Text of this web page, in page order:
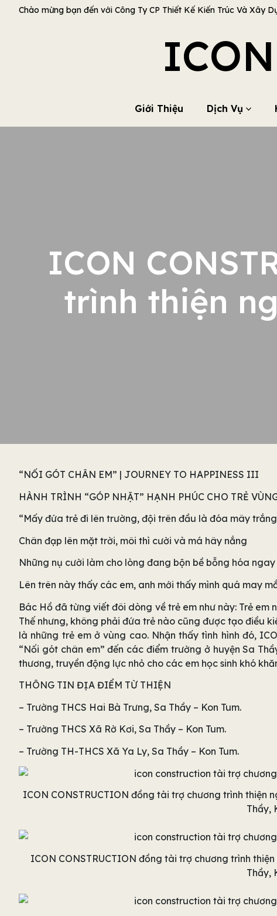
Chào mừng bạn đến với Công Ty CP Thiết Kế Kiến Trúc Và Xây
Giới Thiệu Dịch Vụ
ICON
trình thiện
“NỐI GÓT CHÂN EM” | JOURNEY TO HAPPINESS III
HÀNH TRÌNH “GÓP NHẶT” HẠNH PHÚC CHO TRẺ
“Mấy đứa trẻ đi lên trường, đội trên đầu là đóa mây trắng
Chân đạp lên mặt trời, môi thì cười và má hây nắng
Những nụ cười làm cho lòng đang bộn bề bỗng hóa ngay
Lên trên này thấy các em, anh mới thấy mình quá may
Bác Hồ đã từng viết đôi dòng về trẻ em như này: Trẻ
Thế nhưng, không phải đứa trẻ nào cũng được tạo điều
là những trẻ em ở vùng cao. Nhận thấy tình hình đó,
“Nối gót chân em” đến các điểm trường ở huyện Sa
thương, truyền động lực nhỏ cho các em học sinh khó
THÔNG TIN ĐỊA ĐIỂM TỪ THIỆN
– Trường THCS Hai Bà Trưng, Sa Thầy – Kon Tum.
– Trường THCS Xã Rờ Kơi, Sa Thầy – Kon Tum.
– Trường TH-THCS Xã Ya Ly, Sa Thầy – Kon Tum.
ICON CONSTRUCTION đồng tài trợ chương trình thiện
Thầy,
ICON CONSTRUCTION đồng tài trợ chương trình
Thầy,